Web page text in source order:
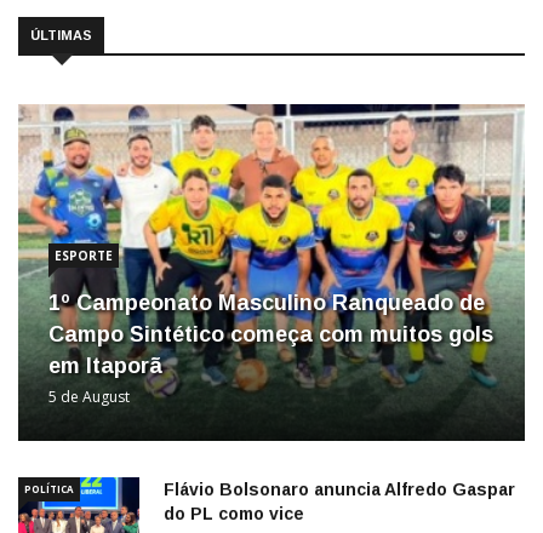
ÚLTIMAS
ESPORTE
1º Campeonato Masculino Ranqueado de
Campo Sintético começa com muitos gols
em Itaporã
5 de August
POLÍTICA
Flávio Bolsonaro anuncia Alfredo Gaspar
do PL como vice